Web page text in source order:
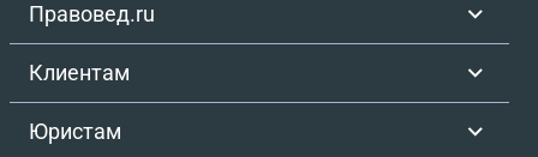
Правовед.ru
Клиентам
Юристам